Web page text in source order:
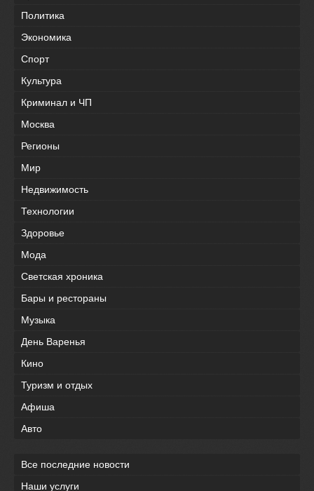
Политика
Экономика
Спорт
Культура
Криминал и ЧП
Москва
Регионы
Мир
Недвижимость
Технологии
Здоровье
Мода
Светская хроника
Бары и рестораны
Музыка
День Варенья
Кино
Туризм и отдых
Афиша
Авто
Все последние новости
Наши услуги